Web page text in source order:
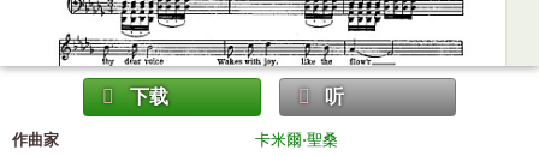
下载 听
作曲家
卡米爾·聖桑